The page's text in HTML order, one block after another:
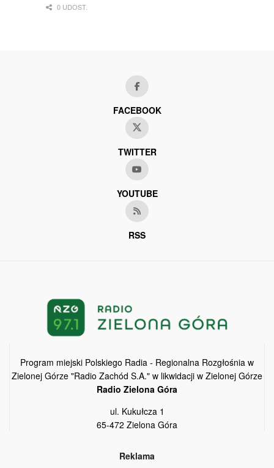
0 UDOST.
FACEBOOK
TWITTER
YOUTUBE
RSS
Program miejski Polskiego Radia - Regionalna Rozgłośnia w
Zielonej Górze "Radio Zachód S.A." w likwidacji w Zielonej Górze
Radio Zielona Góra
ul. Kukułcza 1
65-472 Zielona Góra
Reklama